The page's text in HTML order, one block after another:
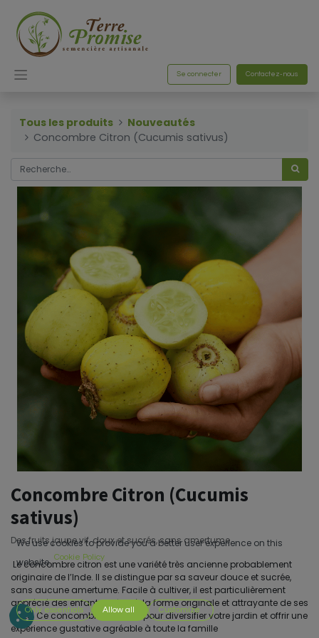
Se connecter Contactez-nous
Tous les produits
Nouveautés
Concombre Citron (Cucumis sativus)
Concombre Citron (Cucumis
sativus)
Des fruits jaune vif, doux et sucrés, sans amertume
Le concombre citron est une variété très ancienne probablement
originaire de l’Inde. Il se distingue par sa saveur douce et sucrée,
sans aucune amertume. Facile à cultiver, il est particulièrement
apprécié des enfants grâce à la forme originale et attrayante de ses
fruits. Ce concombre est idéal pour diversifier votre jardin et offrir une
expérience gustative agréable à toute la famille
We use cookies to provide you a better user experience on this
website. Cookie Policy
Only essentials Allow all Customize